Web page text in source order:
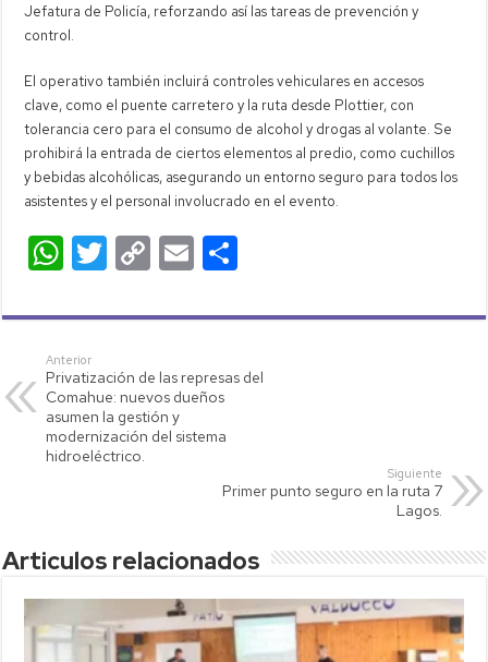
Jefatura de Policía, reforzando así las tareas de prevención y
control.
El operativo también incluirá controles vehiculares en accesos
clave, como el puente carretero y la ruta desde Plottier, con
tolerancia cero para el consumo de alcohol y drogas al volante. Se
prohibirá la entrada de ciertos elementos al predio, como cuchillos
y bebidas alcohólicas, asegurando un entorno seguro para todos los
asistentes y el personal involucrado en el evento.
W
at
s
A
p
p
T
tt
C
p
Li
nk
E
ail m
ar
Anterior
Privatización de las represas del
Comahue: nuevos dueños
asumen la gestión y
modernización del sistema
hidroeléctrico.
Siguiente
Primer punto seguro en la ruta 7
Lagos.
Articulos relacionados